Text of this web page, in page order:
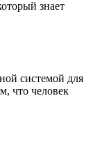
знает
системой для
что человек